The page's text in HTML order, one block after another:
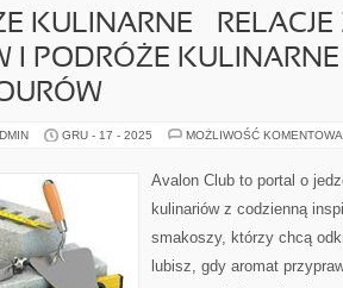
KULINARNE –
I PODRÓŻE KULINARNE
GRU - 17 - 2025 MOŻLIWOŚĆ
Avalon Club to portal o
kulinariów z codzienną
smakoszy, którzy chcą
lubisz, gdy aromat